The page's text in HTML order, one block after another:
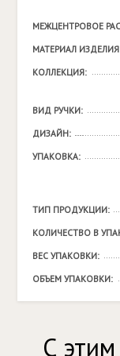
МЕЖЦЕНТРОВОЕ
МАТЕРИАЛ
КОЛЛЕКЦИЯ:
ВИД РУЧКИ:
ДИЗАЙН:
УПАКОВКА:
ТИП ПРОДУКЦИИ:
КОЛИЧЕСТВО В
ВЕС УПАКОВКИ:
ОБЪЕМ УПАКОВКИ:
С